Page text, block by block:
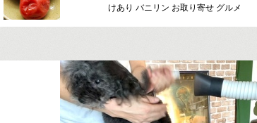
けあり バニリン お取り寄せ グルメ